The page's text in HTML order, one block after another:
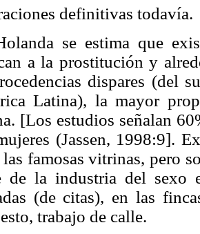
definitivas todavía.
se estima que
a la prostitución y
dispares (del
Latina), la mayor
[Los estudios señalan
(Jassen, 1998:9].
las famosas vitrinas, pero
de la industria del sexo
(de citas), en las
trabajo de calle.